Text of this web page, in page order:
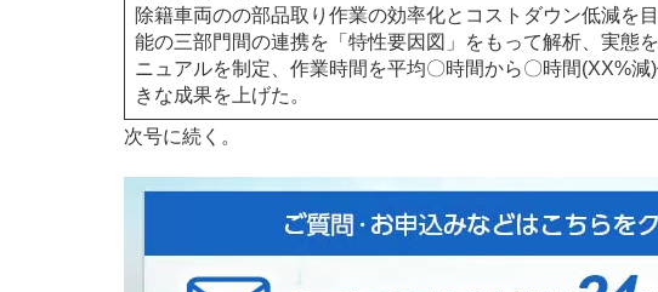
除籍車両のの部品取り作業の効率化とコストダウン低減を
能の三部門間の連携を「特性要因図」をもって解析、実態
ニュアルを制定、作業時間を平均〇時間から〇時間(XX%
きな成果を上げた。
次号に続く。